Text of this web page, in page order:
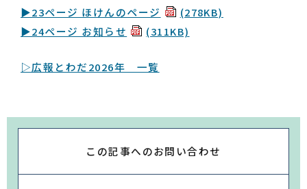
▶23ページ ほけんのページ
(278KB)
▶24ページ お知らせ
(311KB)
▷広報とわだ2026年 一覧
この記事へのお問い合わせ